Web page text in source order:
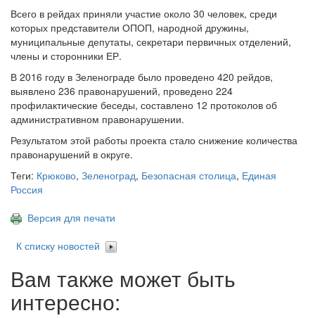
Всего в рейдах приняли участие около 30 человек, среди
которых представители ОПОП, народной дружины,
муниципальные депутаты, секретари первичных отделений,
члены и сторонники ЕР.
В 2016 году в Зеленограде было проведено 420 рейдов,
выявлено 236 правонарушений, проведено 224
профилактические беседы, составлено 12 протоколов об
административном правонарушении.
Результатом этой работы проекта стало снижение количества
правонарушений в округе.
Теги: Крюково, Зеленоград, Безопасная столица, Единая
Россия
Версия для печати
К списку новостей
Вам также может быть
интересно: